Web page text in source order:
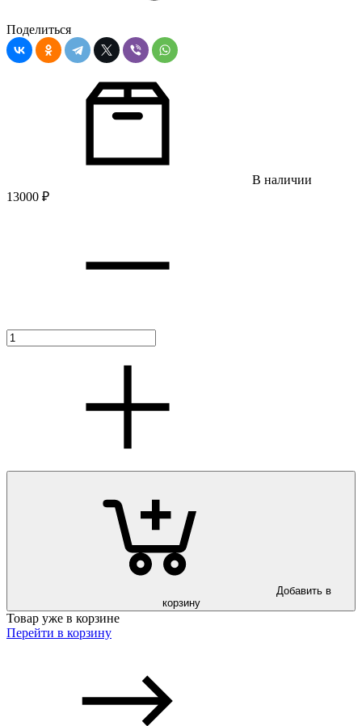
Поделиться
В наличии
13000 ₽
корзину
Товар уже в корзине
Перейти в корзину